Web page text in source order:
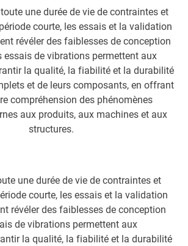
une durée de vie de contraintes et
courte, les essais et la validation
révéler des faiblesses de conception
essais de vibrations permettent aux
la qualité, la fiabilité et la durabilité
et de leurs composants, en offrant
compréhension des phénomènes
aux produits, aux machines et aux
structures.
une durée de vie de contraintes et
courte, les essais et la validation
révéler des faiblesses de conception
de vibrations permettent aux
la qualité, la fiabilité et la durabilité